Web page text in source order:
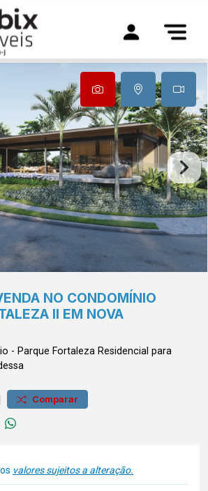
NO CONDOMÍNIO
II EM NOVA
- Parque Fortaleza Residencial para
Comparar
valores sujeitos a alteração.